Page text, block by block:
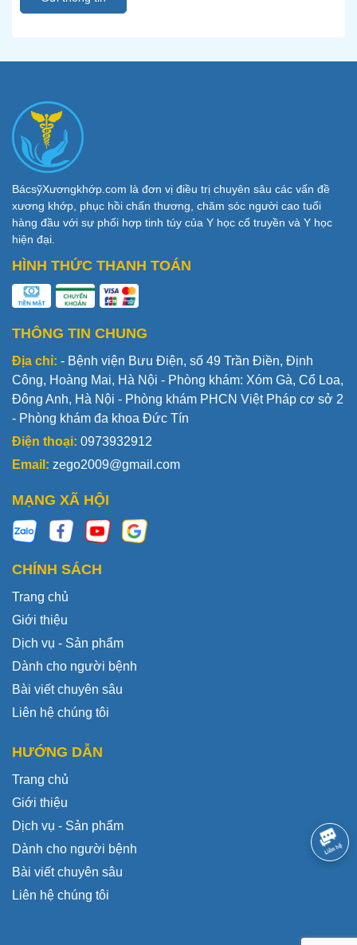
BácsỹXươngkhớp.com là đơn vị điều trị chuyên sâu các vấn đề
xương khớp, phục hồi chấn thương, chăm sóc người cao tuổi
hàng đầu với sự phối hợp tinh túy của Y học cổ truyền và Y học
hiện đại.
HÌNH THỨC THANH TOÁN
THÔNG TIN CHUNG
Địa chỉ: - Bệnh viện Bưu Điện, số 49 Trần Điền, Định
Công, Hoàng Mai, Hà Nội - Phòng khám: Xóm Gà, Cổ Loa,
Đông Anh, Hà Nội - Phòng khám PHCN Việt Pháp cơ sở 2
- Phòng khám đa khoa Đức Tín
Điện thoại: 0973932912
Email: zego2009@gmail.com
MẠNG XÃ HỘI
CHÍNH SÁCH
Trang chủ
Giới thiệu
Dịch vụ - Sản phẩm
Dành cho người bệnh
Bài viết chuyên sâu
Liên hệ chúng tôi
HƯỚNG DẪN
Trang chủ
Giới thiệu
Dịch vụ - Sản phẩm
Dành cho người bệnh
Bài viết chuyên sâu
Liên hệ chúng tôi